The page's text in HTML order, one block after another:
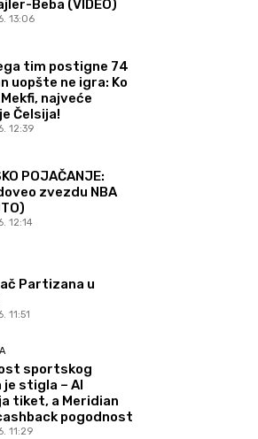
Beba (VIDEO)
13:06
tim postigne 74
uopšte ne igra: Ko
najveće
Čelsija!
12:39
POJAČANJE:
zvezdu NBA
12:14
Partizana u
11:51
sportskog
je stigla – AI
tiket, a Meridian
pogodnost
11:29